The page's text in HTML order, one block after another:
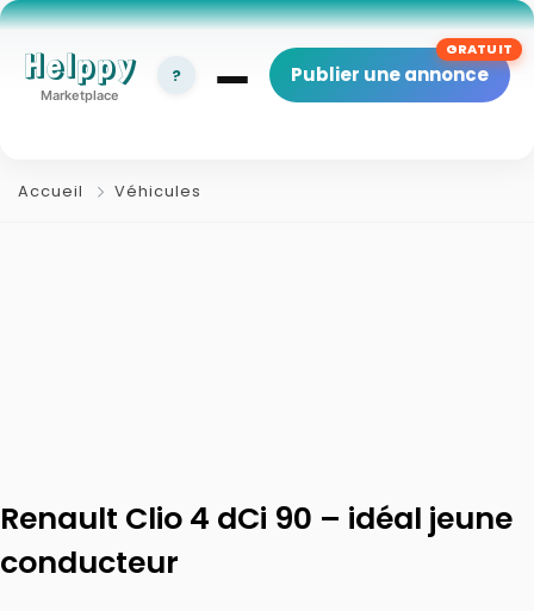
Helppy
Marketplace
? Publier une annonce
Accueil Véhicules
Renault Clio 4 dCi 90 – idéal jeune
conducteur